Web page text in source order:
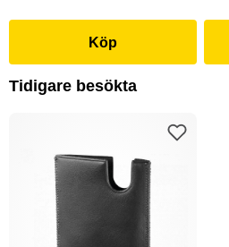
Köp
Tidigare besökta